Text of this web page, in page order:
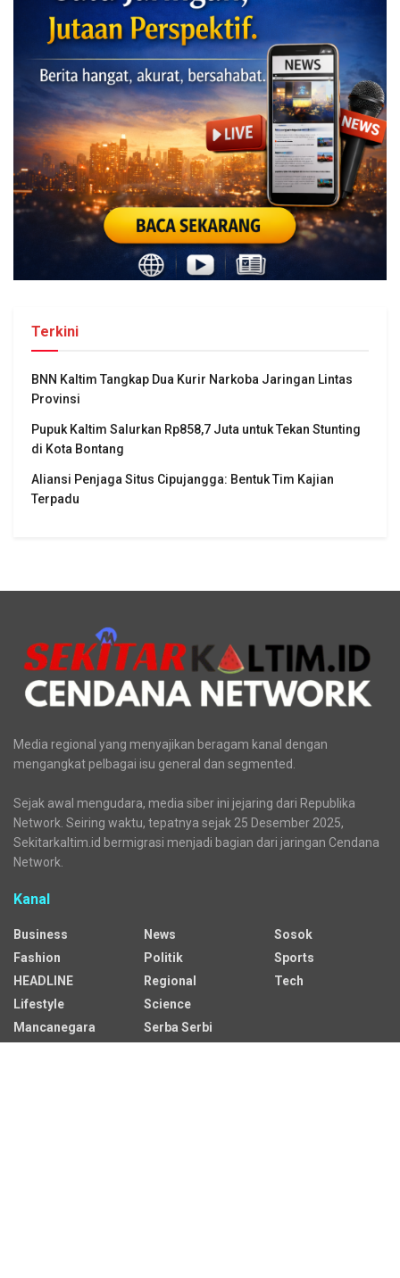
Terkini
BNN Kaltim Tangkap Dua Kurir Narkoba Jaringan Lintas
Provinsi
Pupuk Kaltim Salurkan Rp858,7 Juta untuk Tekan Stunting
di Kota Bontang
Aliansi Penjaga Situs Cipujangga: Bentuk Tim Kajian
Terpadu
Media regional yang menyajikan beragam kanal dengan
mengangkat pelbagai isu general dan segmented.
Sejak awal mengudara, media siber ini jejaring dari Republika
Network. Seiring waktu, tepatnya sejak 25 Desember 2025,
Sekitarkaltim.id bermigrasi menjadi bagian dari jaringan Cendana
Network.
Kanal
Business
Fashion
HEADLINE
Lifestyle
Mancanegara
News
Politik
Regional
Science
Serba Serbi
Sosok
Sports
Tech